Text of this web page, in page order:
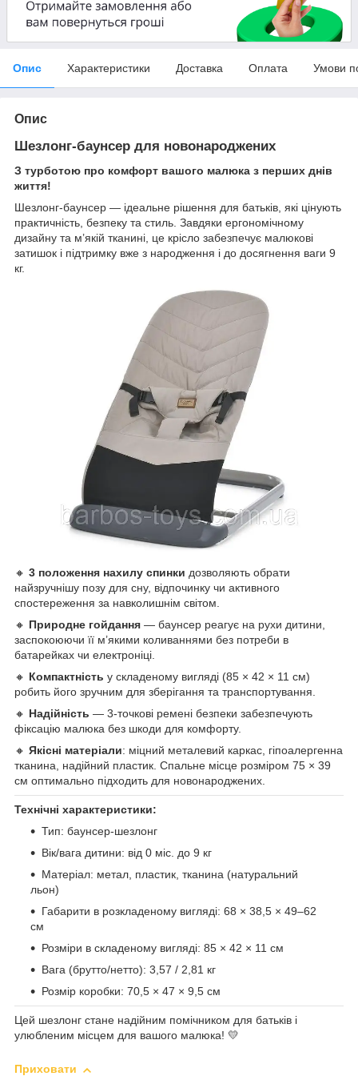
Опис Характеристики Доставка Оплата Умови
Опис
Шезлонг-баунсер для новонароджених
З турботою про комфорт вашого малюка з перших днів
життя!
Шезлонг-баунсер — ідеальне рішення для батьків, які цінують
практичність, безпеку та стиль. Завдяки ергономічному
дизайну та м’якій тканині, це крісло забезпечує малюкові
затишок і підтримку вже з народження і до досягнення ваги 9
кг.
🔸 3 положення нахилу спинки дозволяють обрати
найзручнішу позу для сну, відпочинку чи активного
спостереження за навколишнім світом.
🔸 Природне гойдання — баунсер реагує на рухи дитини,
заспокоюючи її м’якими коливаннями без потреби в
батарейках чи електроніці.
🔸 Компактність у складеному вигляді (85 × 42 × 11 см)
робить його зручним для зберігання та транспортування.
🔸 Надійність — 3-точкові ремені безпеки забезпечують
фіксацію малюка без шкоди для комфорту.
🔸 Якісні матеріали: міцний металевий каркас, гіпоалергенна
тканина, надійний пластик. Спальне місце розміром 75 × 39
см оптимально підходить для новонароджених.
Технічні характеристики:
Тип: баунсер-шезлонг
Вік/вага дитини: від 0 міс. до 9 кг
Матеріал: метал, пластик, тканина (натуральний
льон)
Габарити в розкладеному вигляді: 68 × 38,5 × 49–62
см
Розміри в складеному вигляді: 85 × 42 × 11 см
Вага (брутто/нетто): 3,57 / 2,81 кг
Розмір коробки: 70,5 × 47 × 9,5 см
Цей шезлонг стане надійним помічником для батьків і
улюбленим місцем для вашого малюка! 💛
Приховати